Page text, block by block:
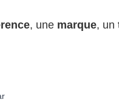
, une marque, un